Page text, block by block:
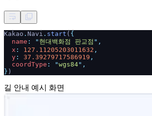
Kakao . Navi . start ( {
name : " 현대백화점 판교점 ",
x : 127.11205203011632 ,
y : 37.39279717586919 ,
coordType : "wgs84",
} )
길 안내 예시 화면